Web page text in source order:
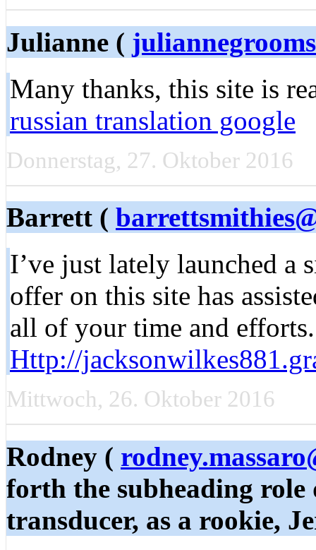
Julianne (
Many thanks, this site is
russian translation google
Donnerstag, 27. Oktober 2016
Barrett (
I’ve just lately launched a
offer on this site has
all of your time and
Http://
Mittwoch, 26. Oktober 2016
Rodney (
forth the subheading role
transducer, as a rookie,